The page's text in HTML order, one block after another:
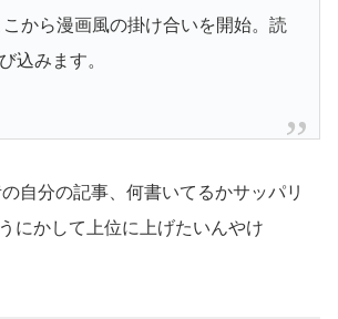
こから漫画風の掛け合いを開始。読
込みます。
の自分の記事、何書いてるかサッパリ
にかして上位に上げたいんやけ